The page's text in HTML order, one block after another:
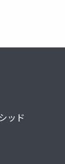
ッド